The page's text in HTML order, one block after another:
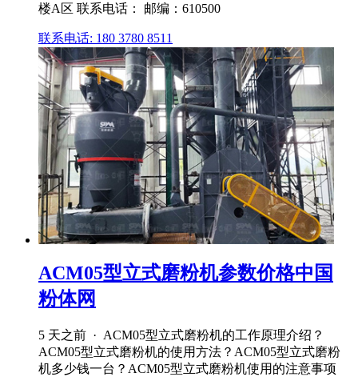
楼A区 联系电话： 邮编：610500
联系电话: 180 3780 8511
ACM05型立式磨粉机参数价格中国
粉体网
5 天之前 · ACM05型立式磨粉机的工作原理介绍？
ACM05型立式磨粉机的使用方法？ACM05型立式磨粉
机多少钱一台？ACM05型立式磨粉机使用的注意事项